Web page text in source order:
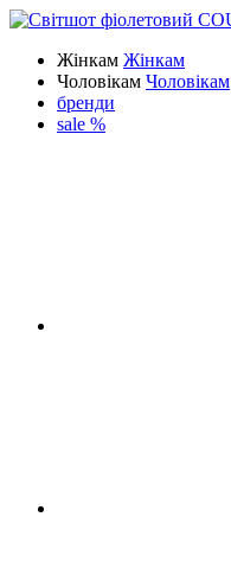
Жінкам Жінкам
Чоловікам Чоловікам
бренди
sale %